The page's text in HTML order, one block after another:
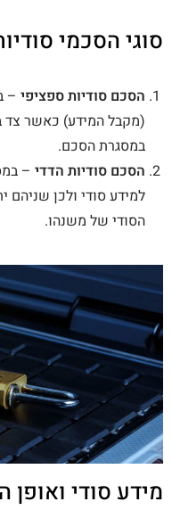
סוגי הסכמי
הסכם סודיות ספציפי –
(מקבל המידע) כאשר צד
במסגרת הסכם.
הסכם סודיות הדדי –
למידע סודי ולכן שניהם
הסודי של משנהו.
מידע סודי ואופן